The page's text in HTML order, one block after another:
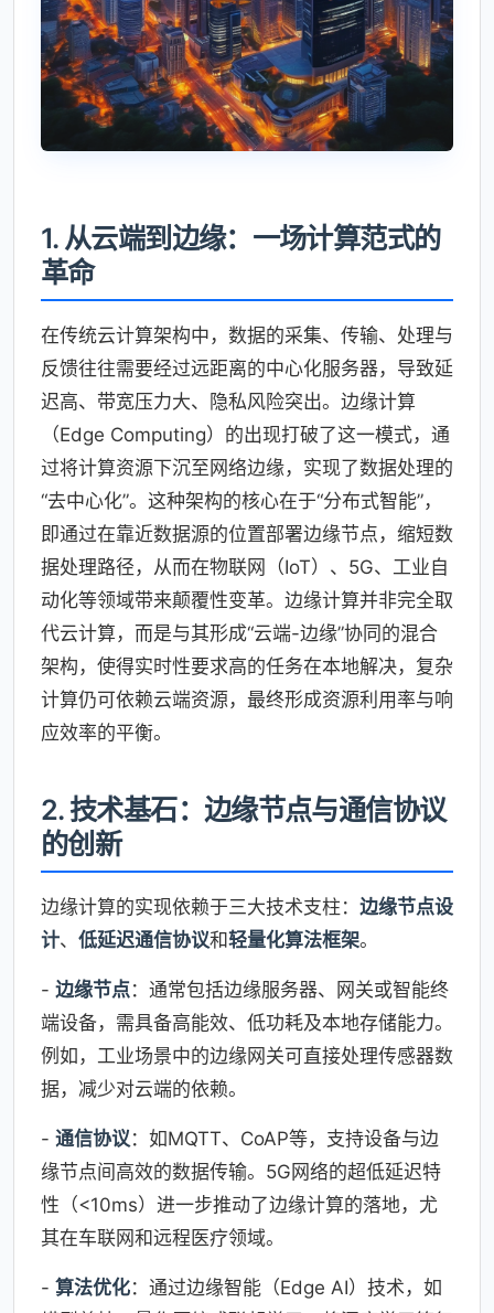
1. 从云端到边缘：一场计算范式的
革命
在传统云计算架构中，数据的采集、传输、处理与
反馈往往需要经过远距离的中心化服务器，导致延
迟高、带宽压力大、隐私风险突出。边缘计算
（Edge Computing）的出现打破了这一模式，通
过将计算资源下沉至网络边缘，实现了数据处理的
“去中心化”。这种架构的核心在于“分布式智能”，
即通过在靠近数据源的位置部署边缘节点，缩短数
据处理路径，从而在物联网（IoT）、5G、工业自
动化等领域带来颠覆性变革。边缘计算并非完全取
代云计算，而是与其形成“云端-边缘”协同的混合
架构，使得实时性要求高的任务在本地解决，复杂
计算仍可依赖云端资源，最终形成资源利用率与响
应效率的平衡。
2. 技术基石：边缘节点与通信协议
的创新
边缘计算的实现依赖于三大技术支柱： 边缘节点设
计、 低延迟通信协议和轻量化算法框架。
- 边缘节点：通常包括边缘服务器、网关或智能终
端设备，需具备高能效、低功耗及本地存储能力。
例如，工业场景中的边缘网关可直接处理传感器数
据，减少对云端的依赖。
- 通信协议：如MQTT、CoAP等，支持设备与边
缘节点间高效的数据传输。5G网络的超低延迟特
性（<10ms）进一步推动了边缘计算的落地，尤
其在车联网和远程医疗领域。
- 算法优化：通过边缘智能（Edge AI）技术，如